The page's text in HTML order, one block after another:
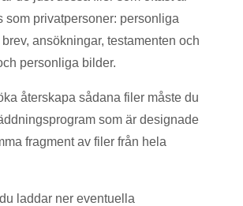
som privatpersoner: personliga
ansökningar, testamenten och
personliga bilder.
återskapa sådana filer måste du
som är designade
fragment av filer från hela
laddar ner eventuella